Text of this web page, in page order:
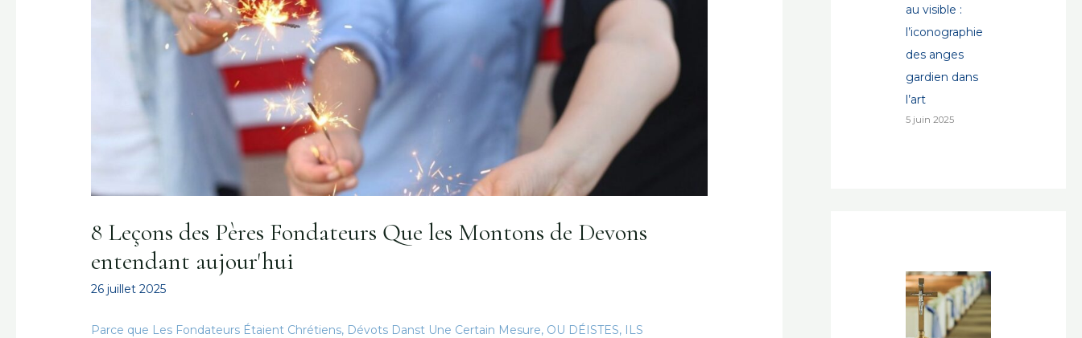
8 Leçons des Pères Fondateurs Que les Montons de Devons
entendant aujour'hui
26 juillet 2025
Parce que Les Fondateurs Étaient Chrétiens, Dévots Danst Une Certain Mesure, OU DÉISTES, ILS
au visible :
l’iconographie
des anges
gardien dans
l’art
5 juin 2025